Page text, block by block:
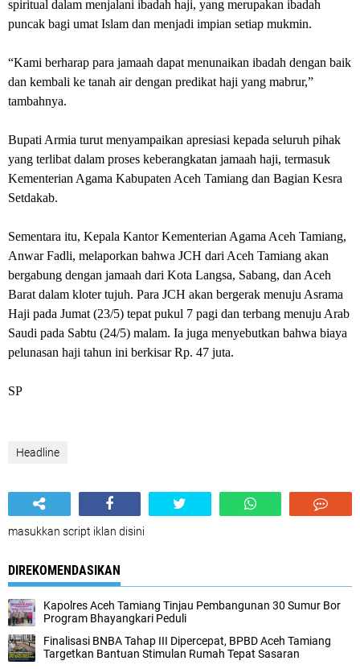
spiritual dalam menjalani ibadah haji, yang merupakan ibadah
puncak bagi umat Islam dan menjadi impian setiap mukmin.
“Kami berharap para jamaah dapat menunaikan ibadah dengan baik
dan kembali ke tanah air dengan predikat haji yang mabrur,”
tambahnya.
Bupati Armia turut menyampaikan apresiasi kepada seluruh pihak
yang terlibat dalam proses keberangkatan jamaah haji, termasuk
Kementerian Agama Kabupaten Aceh Tamiang dan Bagian Kesra
Setdakab.
Sementara itu, Kepala Kantor Kementerian Agama Aceh Tamiang,
Anwar Fadli, melaporkan bahwa JCH dari Aceh Tamiang akan
bergabung dengan jamaah dari Kota Langsa, Sabang, dan Aceh
Barat dalam kloter tujuh. Para JCH akan bergerak menuju Asrama
Haji pada Jumat (23/5) tepat pukul 7 pagi dan terbang menuju Arab
Saudi pada Sabtu (24/5) malam. Ia juga menyebutkan bahwa biaya
pelunasan haji tahun ini berkisar Rp. 47 juta.
SP
Headline
masukkan script iklan disini
DIREKOMENDASIKAN
Kapolres Aceh Tamiang Tinjau Pembangunan 30 Sumur Bor
Program Bhayangkari Peduli
Finalisasi BNBA Tahap III Dipercepat, BPBD Aceh Tamiang
Targetkan Bantuan Stimulan Rumah Tepat Sasaran